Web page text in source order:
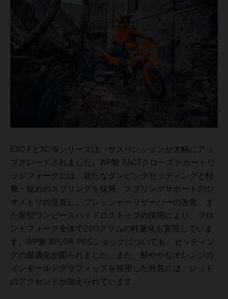
EXC-FとXC-Wシリーズは、サスペンションが大幅にアッ
プグレードされました。WP製 XACTクローズドカートリ
ッジフォークには、新たなダンピングセッティングと軽
量・短めのスプリングを採用、スプリングサポートのジ
オメトリの見直し、プレッシャーリザーバーの改良、ま
た新型ワンピースハイドロストップの採用により、フロ
ントフォーク全体で200グラムの軽量化も実現していま
す。WP製 XPLOR PDSショックについても、セッティン
グの最適化が図られました。また、鮮やかなオレンジの
インモールドグラフィックを採用した外装には、レッド
のアクセントが加えられています。